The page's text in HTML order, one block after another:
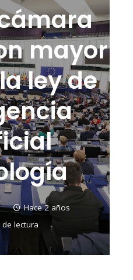
mayor
ley de
Hace 2 años
lectura